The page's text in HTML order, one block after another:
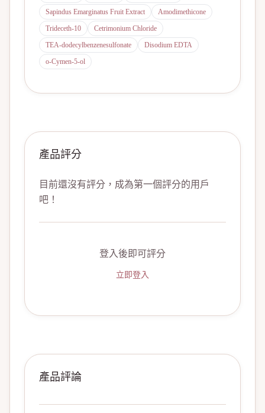
Sapindus Emarginatus Fruit Extract
Amodimethicone
Trideceth-10
Cetrimonium Chloride
TEA-dodecylbenzenesulfonate
Disodium EDTA
o-Cymen-5-ol
產品評分
目前還沒有評分，成為第一個評分的用戶
吧！
登入後即可評分
立即登入
產品評論